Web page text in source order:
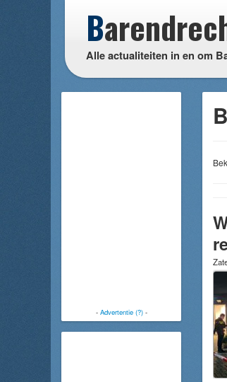
B
Alle actualiteiten in en om
- Advertentie (?)-